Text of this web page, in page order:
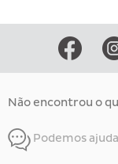
Não encontrou o
Podemos